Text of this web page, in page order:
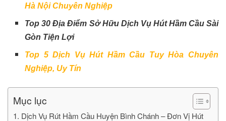
Hà Nội Chuyên Nghiệp
Top 30 Địa Điểm Sở Hữu Dịch Vụ Hút Hầm Cầu Sài
Gòn Tiện Lợi
Top 5 Dịch Vụ Hút Hầm Cầu Tuy Hòa Chuyên
Nghiệp, Uy Tín
Mục lục
1. Dịch Vụ Rút Hầm Cầu Huyện Bình Chánh – Đơn Vị Hút